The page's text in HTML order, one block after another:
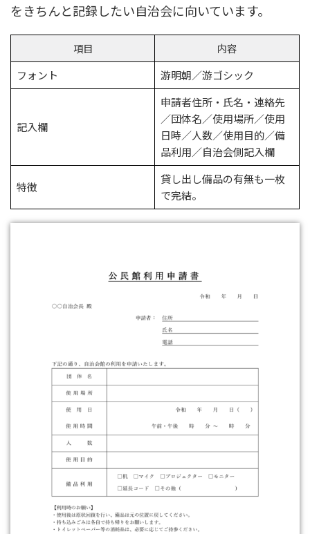
をきちんと記録したい自治会に向いています。
項目
内容
フォント
游明朝／游ゴシック
記入欄
申請者住所・氏名・連絡先
／団体名／使用場所／使用
日時／人数／使用目的／備
品利用／自治会側記入欄
特徴
貸し出し備品の有無も一枚
で完結。